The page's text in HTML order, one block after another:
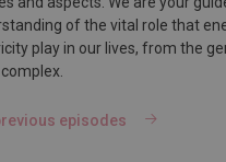
of the vital role that
play in our lives, from the
episodes